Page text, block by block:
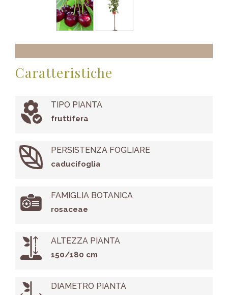
Caratteristiche
TIPO PIANTA
fruttifera
PERSISTENZA FOGLIARE
caducifoglia
FAMIGLIA BOTANICA
rosaceae
ALTEZZA PIANTA
150/180 cm
DIAMETRO PIANTA